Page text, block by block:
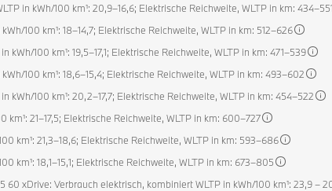
in kWh/100 km¹: 20,9–16,6; Elektrische Reichweite, WLTP in km:
100 km¹: 18–14,7; Elektrische Reichweite, WLTP in km: 512–626
100 km¹: 19,5–17,1; Elektrische Reichweite, WLTP in km: 471–539
100 km¹: 18,6–15,4; Elektrische Reichweite, WLTP in km: 493–602
kWh/100 km¹: 20,2–17,7; Elektrische Reichweite, WLTP in km: 454–522
21–17,5; Elektrische Reichweite, WLTP in km: 600–727
km¹: 21,3–18,6; Elektrische Reichweite, WLTP in km: 593–686
km¹: 18,1–15,1; Elektrische Reichweite, WLTP in km: 673–805
xDrive: Verbrauch elektrisch, kombiniert WLTP in kWh/100 km¹: 23,9 –